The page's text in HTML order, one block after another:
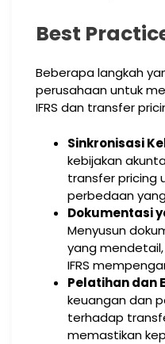
Best
Beberapa langkah
perusahaan untuk
IFRS dan transfer
Sinkronisasi
kebijakan
transfer pricing
perbedaan
Dokumentasi
Menyusun
yang
IFRS
Pelatihan dan
keuangan dan
terhadap
memastikan